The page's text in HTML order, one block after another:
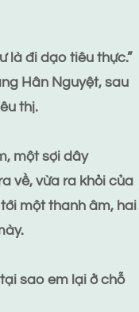
là đi dạo tiêu thực.”
Hân Nguyệt, sau
thị.
một sợi dây
về, vừa ra khỏi của
một thanh âm, hai
sao em lại ở chỗ